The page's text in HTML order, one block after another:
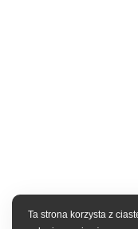
Ta strona korzysta z